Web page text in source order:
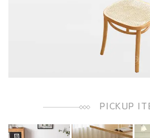
PICKUP